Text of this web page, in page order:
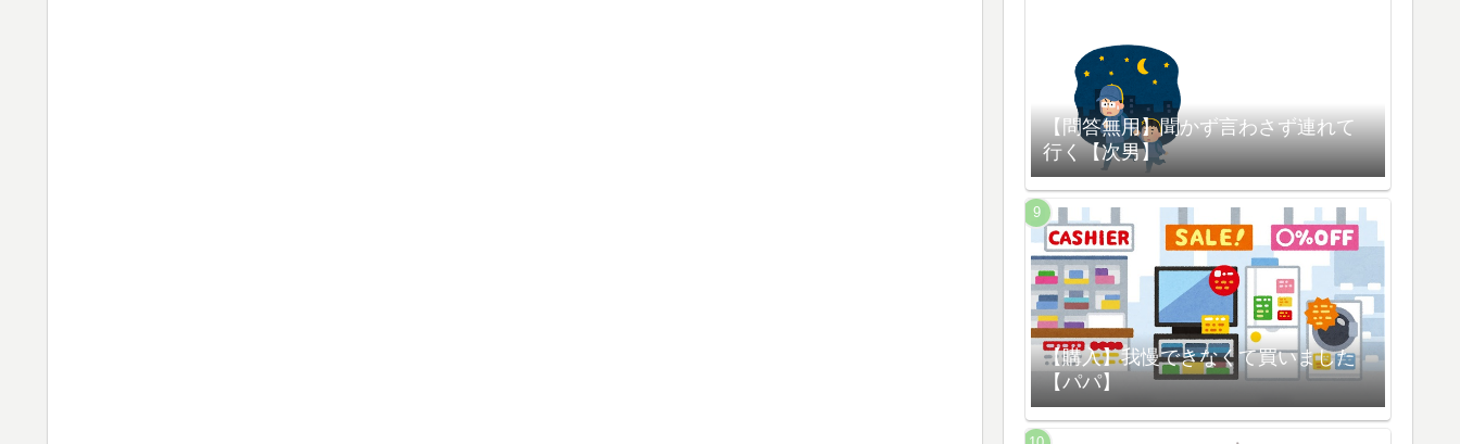
【問答無用】聞かず言わさず連れて
行く【次男】
【購入】我慢できなくて買いました
【パパ】